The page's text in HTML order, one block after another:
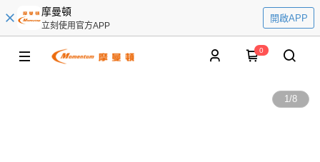
摩曼頓
立刻使用官方APP
開啟APP
0
1/8